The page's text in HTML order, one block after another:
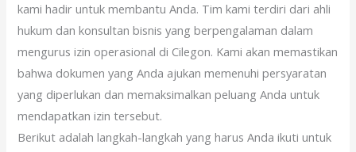
kami hadir untuk membantu Anda. Tim kami terdiri dari ahli
hukum dan konsultan bisnis yang berpengalaman dalam
mengurus izin operasional di Cilegon. Kami akan memastikan
bahwa dokumen yang Anda ajukan memenuhi persyaratan
yang diperlukan dan memaksimalkan peluang Anda untuk
mendapatkan izin tersebut.
Berikut adalah langkah-langkah yang harus Anda ikuti untuk